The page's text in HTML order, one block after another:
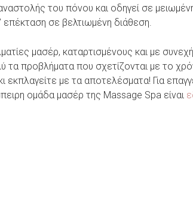
του πόνου και οδηγεί σε
σε βελτιωμένη διάθεση.
μασέρ, καταρτισμένους και με
προβλήματα που σχετίζονται με το
με τα αποτελέσματα! Για
ομάδα μασέρ της Massage Spa είναι